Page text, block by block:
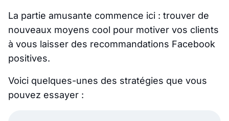
La partie amusante commence ici : trouver de
nouveaux moyens cool pour motiver vos clients
à vous laisser des recommandations Facebook
positives.
Voici quelques-unes des stratégies que vous
pouvez essayer :